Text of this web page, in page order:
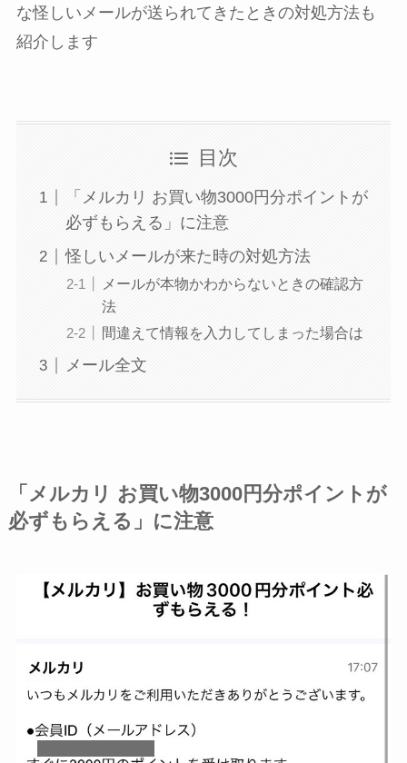
な怪しいメールが送られてきたときの対処方法も
紹介します
目次
「メルカリ お買い物3000円分ポイントが
必ずもらえる」に注意
怪しいメールが来た時の対処方法
メールが本物かわからないときの確認方
法
間違えて情報を入力してしまった場合は
メール全文
「メルカリ お買い物3000円分ポイントが
必ずもらえる」に注意